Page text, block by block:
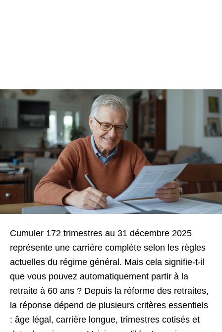
Cumuler 172 trimestres au 31 décembre 2025
représente une carrière complète selon les règles
actuelles du régime général. Mais cela signifie-t-il
que vous pouvez automatiquement partir à la
retraite à 60 ans ? Depuis la réforme des retraites,
la réponse dépend de plusieurs critères essentiels
: âge légal, carrière longue, trimestres cotisés et